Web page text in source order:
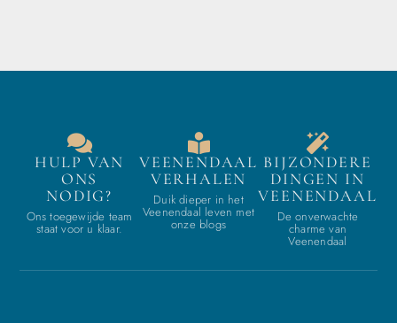
HULP VAN
ONS
NODIG?
Ons toegewijde team
staat voor u klaar.
VEENENDAAL
VERHALEN
Duik dieper in het
Veenendaal leven met
onze blogs
BIJZONDERE
DINGEN IN
VEENENDAAL
De onverwachte
charme van
Veenendaal